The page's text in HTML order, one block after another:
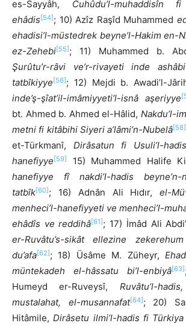
es-Sayyâh, Cuhûdu’l-muhaddisîn
ehâdis[54]; 10) Azîz Raşîd Muhammed
ehadisi’l-müstedrek beyne’l-Hakim en-
ez-Zehebi[55]; 11) Muhammed b.
Şurûtu’r-râvi ve’r-rivayeti inde
tatbîkiyye[56]; 12) Mejdi b. Awadi’l-
inde’ş-şîat’il-imâmiyyeti’l-isnâ aşeriyye
bt. Ahmed b. Ahmed el-Hâlid, Nakdu’l-
metni fi kitâbihi Siyeri a’lâmi’n-Nubelâ[58]
et-Türkmanî, Dirâsatun fi Usuli’l-
hanefiyye[59] 15) Muhammed Halife
hanefiyye fî nakdi’l-hadis beyne’n-
tatbîk[60]; 16) Adnân Ali Hıdır,el-
menheci’l-hanefiyyeti ve menheci’l-
ehâdîs ve reddihâ[61]; 17) İmâd Ali
er-Ruvâtu’s-sikât ellezine
du’afa[62]; 18) Üsâme M. Züheyr,
müntekadeh el-hâssatu bi’l-enbiyâ[63]
Humeyd er-Ruveysî, Ruvâtu’l-
mustalahat, el-musannafat[64]; 20)
Hitâmile,Dirâsetu ilmi’l-hadis fi